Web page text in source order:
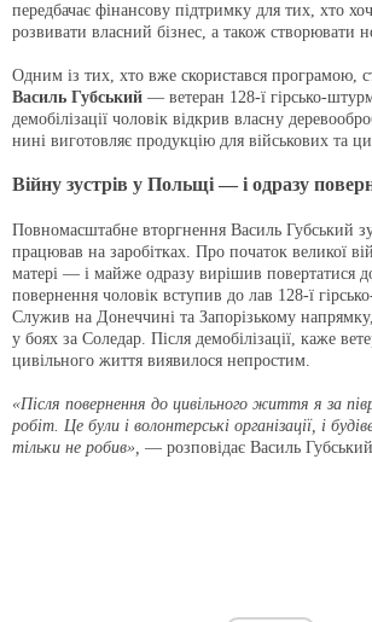
передбачає фінансову підтримку для тих, хто
розвивати власний бізнес, а також створювати
Одним із тих, хто вже скористався програмою,
Василь Губський — ветеран 128-ї гірсько-
демобілізації чоловік відкрив власну
нині виготовляє продукцію для військових та
Війну зустрів у Польщі — і одразу
Повномасштабне вторгнення Василь Губський
працював на заробітках. Про початок великої
матері — і майже одразу вирішив повертатися
повернення чоловік вступив до лав 128-ї
Служив на Донеччині та Запорізькому
у боях за Соледар. Після демобілізації, каже
цивільного життя виявилося непростим.
«Після повернення до цивільного життя я за
робіт. Це були і волонтерські організації, і
тільки не робив», — розповідає Василь